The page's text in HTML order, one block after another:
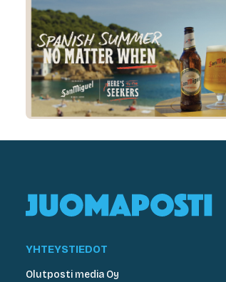
YHTEYSTIEDOT
Olutposti media Oy